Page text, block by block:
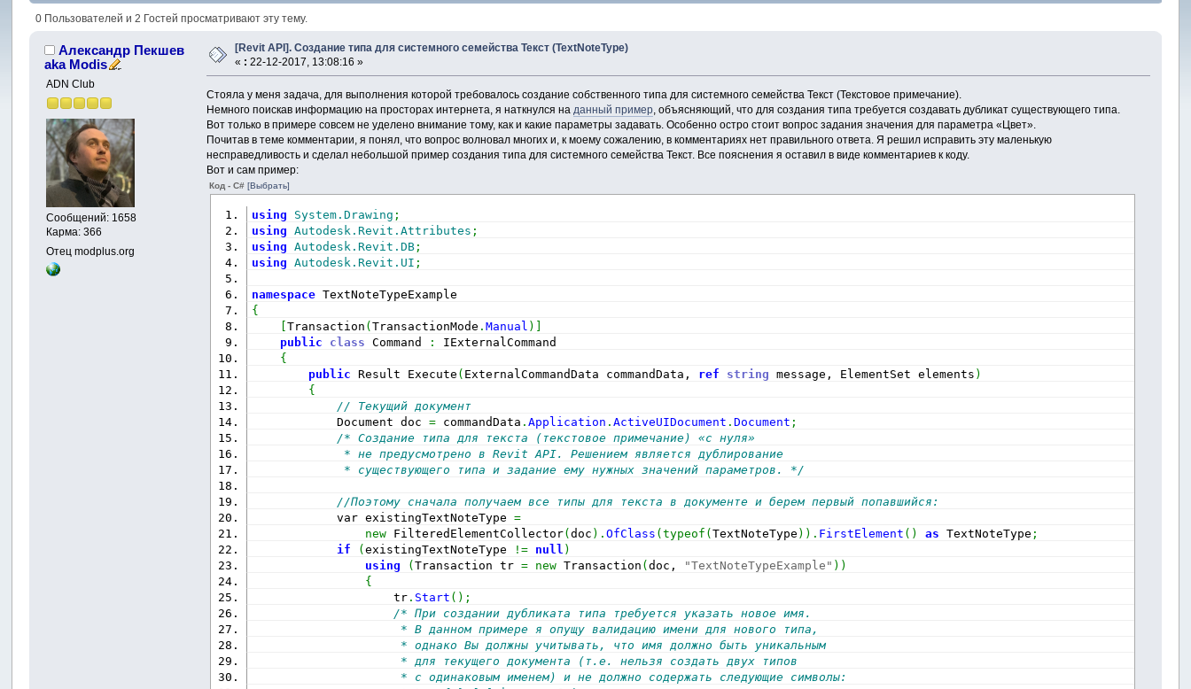
0 Пользователей и 2 Гостей просматривают эту тему.
Александр Пекшев
aka Modis
ADN Club
Сообщений: 1658
Карма: 366
Отец modplus.org
[Revit API]. Создание типа для системного семейства Текст (TextNoteType)
« : 22-12-2017, 13:08:16 »
Стояла у меня задача, для выполнения которой требовалось создание собственного типа для системного семейства Текст (Текстовое примечание).
Немного поискав информацию на просторах интернета, я наткнулся на данный пример , объясняющий, что для создания типа требуется создавать дубликат существующего типа.
Вот только в примере совсем не уделено внимание тому, как и какие параметры задавать. Особенно остро стоит вопрос задания значения для параметра «Цвет».
Почитав в теме комментарии, я понял, что вопрос волновал многих и, к моему сожалению, в комментариях нет правильного ответа. Я решил исправить эту маленькую
несправедливость и сделал небольшой пример создания типа для системного семейства Текст. Все пояснения я оставил в виде комментариев к коду.
Вот и сам пример:
Код - C#[Выбрать]
using System.Drawing ;
using
Autodesk.Revit.Attributes ;
using
Autodesk.Revit.DB ;
using
Autodesk.Revit.UI ;
namespace TextNoteTypeExample
{
[Transaction (TransactionMode .Manual ) ]
public
class Command :
IExternalCommand
{
public Result Execute ( ExternalCommandData commandData, ref string message, ElementSet elements )
{
// Текущий документ
Document doc = commandData .Application .ActiveUIDocument .Document ;
/* Создание типа для текста (текстовое примечание) «с нуля»
* не предусмотрено в Revit API. Решением является дублирование
* существующего типа и задание ему нужных значений параметров. */
//Поэтому сначала получаем все типы для текста в документе и берем первый попавшийся:
var existingTextNoteType =
new FilteredElementCollector(doc ) .OfClass (typeof (TextNoteType ) ) . FirstElement ( ) as TextNoteType ;
if
(existingTextNoteType != null )
using
(Transaction tr = new Transaction (doc, "TextNoteTypeExample" ) )
{
tr . Start ( ) ;
/* При создании дубликата типа требуется указать новое имя.
* В данном примере я опущу валидацию имени для нового типа,
* однако Вы должны учитывать, что имя должно быть уникальным
* для текущего документа (т.е. нельзя создать двух типов
* с одинаковым именем) и не должно содержать следующие символы: